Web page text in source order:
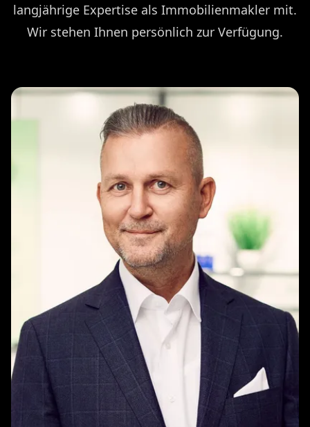
langjährige Expertise als Immobilienmakler mit.
Wir stehen Ihnen persönlich zur Verfügung.